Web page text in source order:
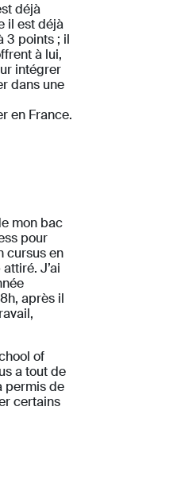
déjà
il est déjà
3 points ; il
à lui,
intégrer
dans une
en France.
mon bac
pour
cursus en
J’ai
après il
of
a tout de
permis de
certains